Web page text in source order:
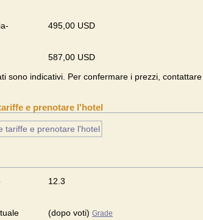
495,00 USD
587,00 USD
sono indicativi. Per confermare i prezzi,
e prenotare l'hotel
12.3
(dopo voti) Grade